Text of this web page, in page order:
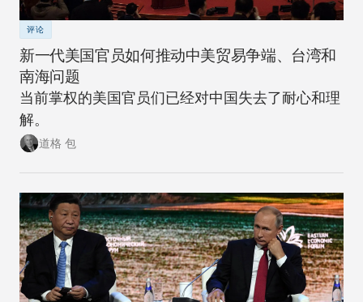
评论
新一代美国官员如何推动中美贸易争端、台湾和
南海问题
当前掌权的美国官员们已经对中国失去了耐心和理
解。
道格 包